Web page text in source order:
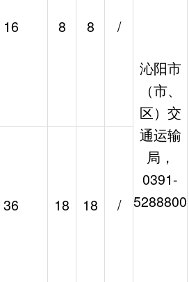
沁阳市
（市、
区）交
通运输
局，
0391-
5288800
16 8 8 /
36 18 18 /